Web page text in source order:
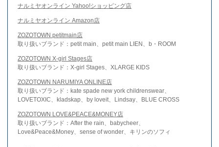
ナルミヤオンライン Yahoo!ショッピング店
ナルミヤオンライン Amazon店
ZOZOTOWN petitmain店
取り扱いブランド：petit main、petit main LIEN、b・ROOM
ZOZOTOWN X-girl Stages店
取り扱いブランド：X-girl Stages、XLARGE KIDS
ZOZOTOWN NARUMIYA ONLINE店
取り扱いブランド：kate spade new york childrenswear、
LOVETOXIC、kladskap、by loveit、Lindsay、BLUE CROSS
ZOZOTOWN LOVE&PEACE&MONEY店
取り扱いブランド：After the rain、babycheer、
Love&Peace&Money、sense of wonder、キリンのソフィ